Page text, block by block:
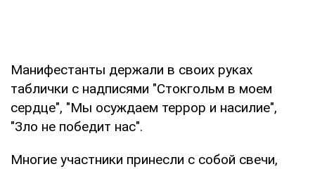
Манифестанты держали в своих руках
таблички с надписями "Стокгольм в моем
сердце", "Мы осуждаем террор и насилие",
"Зло не победит нас".
Многие участники принесли с собой свечи,